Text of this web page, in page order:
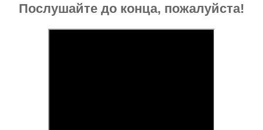
Послушайте до конца, пожалуйста!